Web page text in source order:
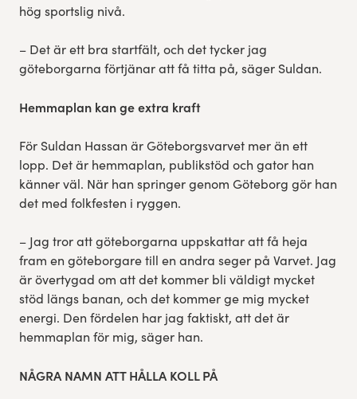
hög sportslig nivå.
– Det är ett bra startfält, och det tycker jag
göteborgarna förtjänar att få titta på, säger Suldan.
Hemmaplan kan ge extra kraft
För Suldan Hassan är Göteborgsvarvet mer än ett
lopp. Det är hemmaplan, publikstöd och gator han
känner väl. När han springer genom Göteborg gör han
det med folkfesten i ryggen.
– Jag tror att göteborgarna uppskattar att få heja
fram en göteborgare till en andra seger på Varvet. Jag
är övertygad om att det kommer bli väldigt mycket
stöd längs banan, och det kommer ge mig mycket
energi. Den fördelen har jag faktiskt, att det är
hemmaplan för mig, säger han.
NÅGRA NAMN ATT HÅLLA KOLL PÅ